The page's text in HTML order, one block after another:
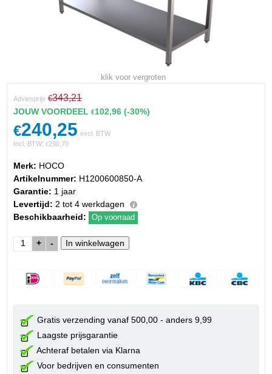
klik voor vergroten
Adviesprijs €343,21
JOUW VOORDEEL€102,96 (-30%)
€240,25 excl. BTW
Incl. BTW:€290,70
Merk: HOCO
Artikelnummer: H1200600850-A
Garantie: 1 jaar
Levertijd: 2 tot 4 werkdagen
Beschikbaarheid:
Op voorraad
+ -
Gratis verzending vanaf 500,00 - anders 9,99
Laagste prijsgarantie
Achteraf betalen via Klarna
Voor bedrijven en consumenten